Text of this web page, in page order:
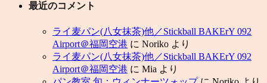
最近のコメント
ライ麦パン(八女抹茶)他／Stickball BAKErY 092
Airport＠福岡空港 に Noriko より
ライ麦パン(八女抹茶)他／Stickball BAKErY 092
Airport＠福岡空港 に Mia より